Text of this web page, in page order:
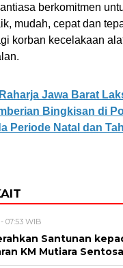
berkomitmen
mudah, cepat dan
korban kecelakaan
Jawa Barat
Bingkisan di
Periode Natal dan
07:53 WIB
Santunan
KM Mutiara